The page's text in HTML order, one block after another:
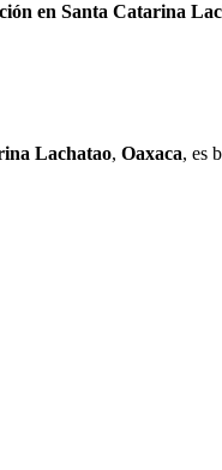
en Santa Catarina
Lachatao, Oaxaca, es